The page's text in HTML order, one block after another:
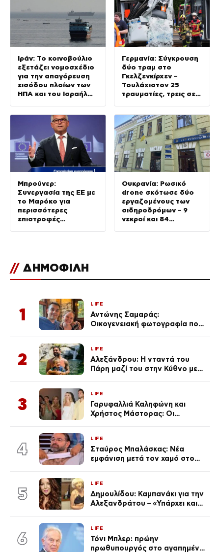
Ιράν: Το κοινοβούλιο
εξετάζει νομοσχέδιο
για την απαγόρευση
εισόδου πλοίων των
ΗΠΑ και του Ισραήλ
Γερμανία: Σύγκρουση
δύο τραμ στο
Γκελζενκίρχεν –
Τουλάχιστον 25
τραυματίες, τρεις σε
Μπρούνερ:
Συνεργασία της ΕΕ με
το Μαρόκο για
περισσότερες
επιστροφές
Ουκρανία: Ρωσικό
drone σκότωσε δύο
εργαζομένους των
σιδηροδρόμων – 9
νεκροί και 84
// ΔΗΜΟΦΙΛΗ
1
LIFE
Αντώνης Σαμαράς:
Οικογενειακή φωτογραφία που
Λένας
2
LIFE
Αλεξάνδρου: Η νταντά του
Πάρη μαζί του στην Κύθνο με
3
LIFE
Γαρυφαλλιά Καληφώνη και
Χρήστος Μάστορας: Οι
απαρατήρητη
4
LIFE
Σταύρος Μπαλάσκας: Νέα
εμφάνιση μετά τον χαμό στο
5
LIFE
Δημουλίδου: Καμπανάκι για την
Αλεξανδράτου – «Υπάρχει και
6
LIFE
Τόνι Μπλερ: πρώην
πρωθυπουργός στο αγαπημένο